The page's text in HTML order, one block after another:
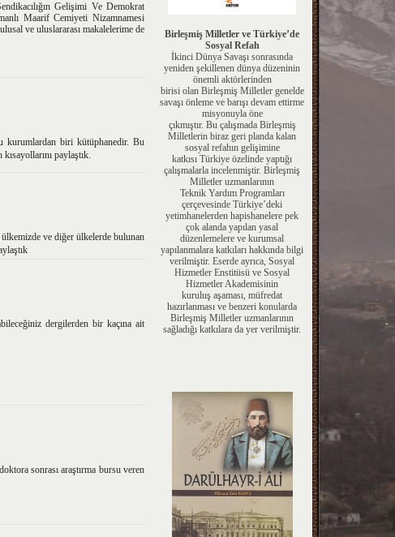
Gelişimi Ve Demokrat
Maarif Cemiyeti Nizamnamesi
ve uluslararası makalelerime de
kurumlardan biri kütüphanedir. Bu
paylaştık.
ülkemizde ve diğer ülkelerde bulunan
dergilerden bir kaçına ait
sonrası araştırma bursu veren
Birleşmiş Milletler ve Türkiye’de
Sosyal Refah
İkinci Dünya Savaşı sonrasında
yeniden şekillenen dünya düzeninin
önemli aktörlerinden
birisi olan Birleşmiş Milletler genelde
savaşı önleme ve barışı devam ettirme
misyonuyla öne
çıkmıştır. Bu çalışmada Birleşmiş
Milletlerin biraz geri planda kalan
sosyal refahın gelişimine
katkısı Türkiye özelinde yaptığı
çalışmalarla incelenmiştir. Birleşmiş
Milletler uzmanlarının
Teknik Yardım Programları
çerçevesinde Türkiye’deki
yetimhanelerden hapishanelere pek
çok alanda yapılan yasal
düzenlemelere ve kurumsal
yapılanmalara katkıları hakkında bilgi
verilmiştir. Eserde ayrıca, Sosyal
Hizmetler Enstitüsü ve Sosyal
Hizmetler Akademisinin
kuruluş aşaması, müfredat
hazırlanması ve benzeri konularda
Birleşmiş Milletler uzmanlarının
sağladığı katkılara da yer verilmiştir.